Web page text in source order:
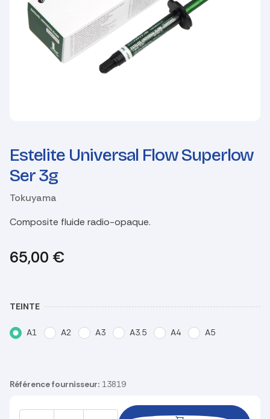
Estelite Universal Flow Superlow
Ser 3g
Tokuyama
Composite fluide radio-opaque.
65,00 €
TEINTE
A1 A2 A3 A3.5 A4 A5
Référence fournisseur: 13819